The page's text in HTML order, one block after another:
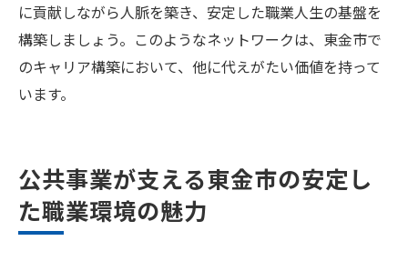
に貢献しながら人脈を築き、安定した職業人生の基盤を
構築しましょう。このようなネットワークは、東金市で
のキャリア構築において、他に代えがたい価値を持って
います。
公共事業が支える東金市の安定し
た職業環境の魅力